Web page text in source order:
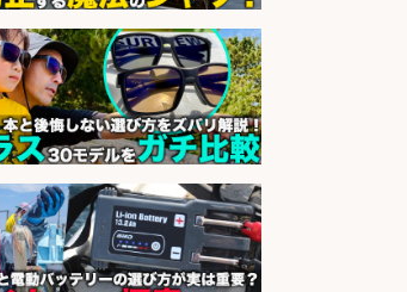
る方必見「鮮魚部門スタ
の働き方が選べる
会社旬
sponsored by 求人ボックス
・テスト・実験/釣り具
用部品メーカー/Excel
式会社スタッフサービス
sponsored by 求人ボックス